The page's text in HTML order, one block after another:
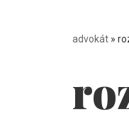
advokát »